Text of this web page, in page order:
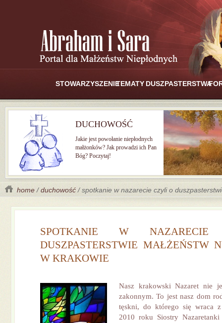
STOWARZYSZENIETEMATY DUSZPASTERSTWA
DUCHOWOŚĆ
Jakie jest powołanie niepłodnych
małżonków? Jak prowadzi ich Pan
Bóg? Poczytaj!
home /duchowość / spotkanie w nazarecie czyli o
SPOTKANIE W
DUSZPASTERSTWIE MAŁŻEŃSTW
W KRAKOWIE
Nasz krakowski Nazaret nie
zakonnym. To jest nasz dom
tęskni, do którego się wraca
2010 roku Siostry